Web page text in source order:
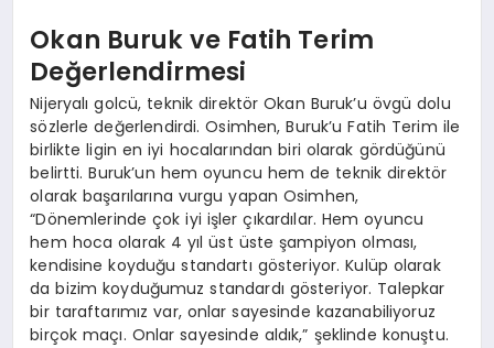
Okan Buruk ve Fatih Terim
Değerlendirmesi
Nijeryalı golcü, teknik direktör Okan Buruk’u övgü dolu
sözlerle değerlendirdi. Osimhen, Buruk’u Fatih Terim ile
birlikte ligin en iyi hocalarından biri olarak gördüğünü
belirtti. Buruk’un hem oyuncu hem de teknik direktör
olarak başarılarına vurgu yapan Osimhen,
“Dönemlerinde çok iyi işler çıkardılar. Hem oyuncu
hem hoca olarak 4 yıl üst üste şampiyon olması,
kendisine koyduğu standartı gösteriyor. Kulüp olarak
da bizim koyduğumuz standardı gösteriyor. Talepkar
bir taraftarımız var, onlar sayesinde kazanabiliyoruz
birçok maçı. Onlar sayesinde aldık,” şeklinde konuştu.